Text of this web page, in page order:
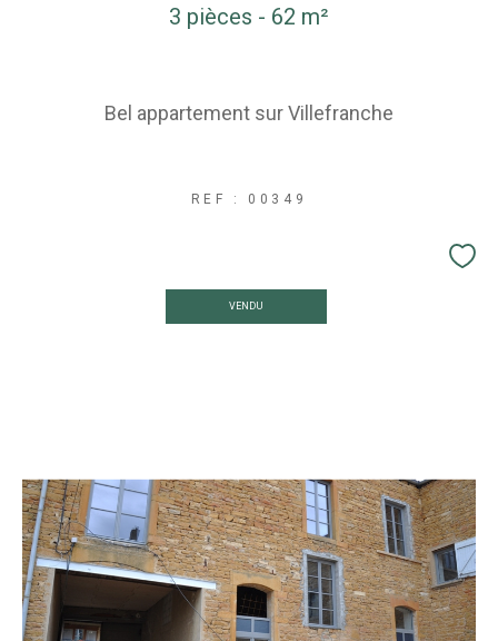
3 pièces - 62 m²
Bel appartement sur Villefranche
REF : 00349
VENDU